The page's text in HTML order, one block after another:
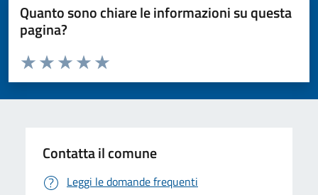
Quanto sono chiare le informazioni su questa
pagina?
Valuta da 1 a 5 stelle la pagina
Valuta 5 stelle su 5
Valuta 4 stelle su 5
Valuta 3 stelle su 5
Valuta 2 stelle su 5
Valuta 1 stelle su 5
Contatta il comune
Leggi le domande frequenti